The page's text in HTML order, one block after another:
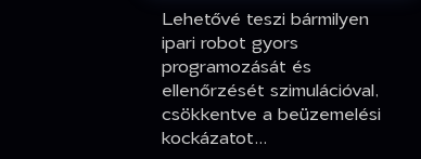
Lehetővé teszi bármilyen
ipari robot gyors
programozását és
ellenőrzését szimulációval,
csökkentve a beüzemelési
kockázatot...